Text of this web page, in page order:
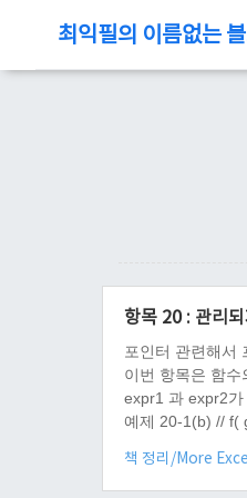
최익필의 이름없는
항목 20 : 관리
포인터 관련해서
이번 항목은 함
expr1 과 expr2
예제 20-1(b) // f(
책 정리/More